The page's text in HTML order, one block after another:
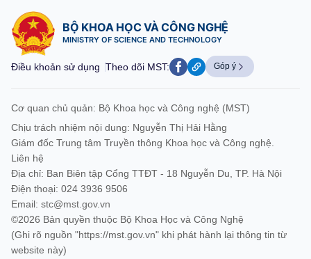
BỘ KHOA HỌC VÀ CÔNG NGHỆ
MINISTRY OF SCIENCE AND TECHNOLOGY
Điều khoản sử dụng Theo dõi MST: Góp ý
Cơ quan chủ quản: Bộ Khoa học và Công nghệ (MST)
Chịu trách nhiệm nội dung: Nguyễn Thị Hải Hằng
Giám đốc Trung tâm Truyền thông Khoa học và Công nghệ.
Liên hệ
Địa chỉ: Ban Biên tập Cổng TTĐT - 18 Nguyễn Du, TP. Hà Nội
Điện thoại: 024 3936 9506
Email: stc@mst.gov.vn
©2026 Bản quyền thuộc Bộ Khoa Học và Công Nghệ
(Ghi rõ nguồn "https://mst.gov.vn" khi phát hành lại thông tin từ
website này)